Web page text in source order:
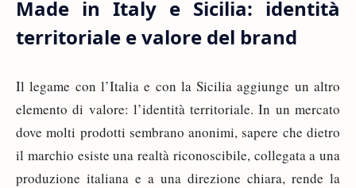
Made in Italy e Sicilia: identità
territoriale e valore del brand
Il legame con l’Italia e con la Sicilia aggiunge un altro
elemento di valore: l’identità territoriale. In un mercato
dove molti prodotti sembrano anonimi, sapere che dietro
il marchio esiste una realtà riconoscibile, collegata a una
produzione italiana e a una direzione chiara, rende la